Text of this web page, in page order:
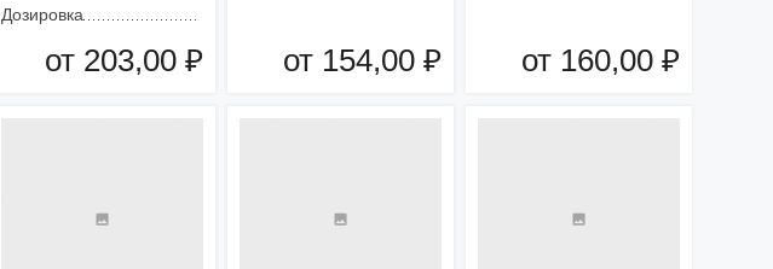
Дозировка
от 203,00 ₽ от 154,00 ₽ от 160,00 ₽